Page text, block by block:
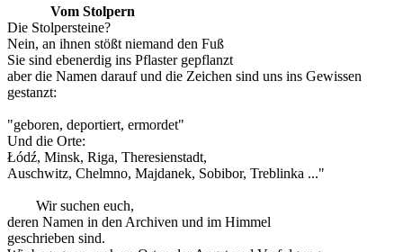
Vom Stolpern
Die Stolpersteine?
Nein, an ihnen stößt niemand den Fuß
Sie sind ebenerdig ins Pflaster gepflanzt
aber die Namen darauf und die Zeichen sind uns ins Gewissen
gestanzt:
"geboren, deportiert, ermordet"
Und die Orte:
Łódź, Minsk, Riga, Theresienstadt,
Auschwitz, Chelmno, Majdanek, Sobibor, Treblinka ..."
Wir suchen euch,
deren Namen in den Archiven und im Himmel
geschrieben sind.